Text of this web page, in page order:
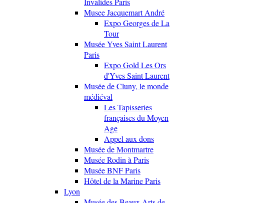
Musee Jacquemart André
Expo Georges de La
Tour
Musée Yves Saint Laurent
Paris
Expo Gold Les Ors
d'Yves Saint Laurent
Musée de Cluny, le monde
médiéval
Les Tapisseries
françaises du Moyen
Age
Appel aux dons
Musée de Montmartre
Musée Rodin à Paris
Musée BNF Paris
Hôtel de la Marine Paris
Lyon